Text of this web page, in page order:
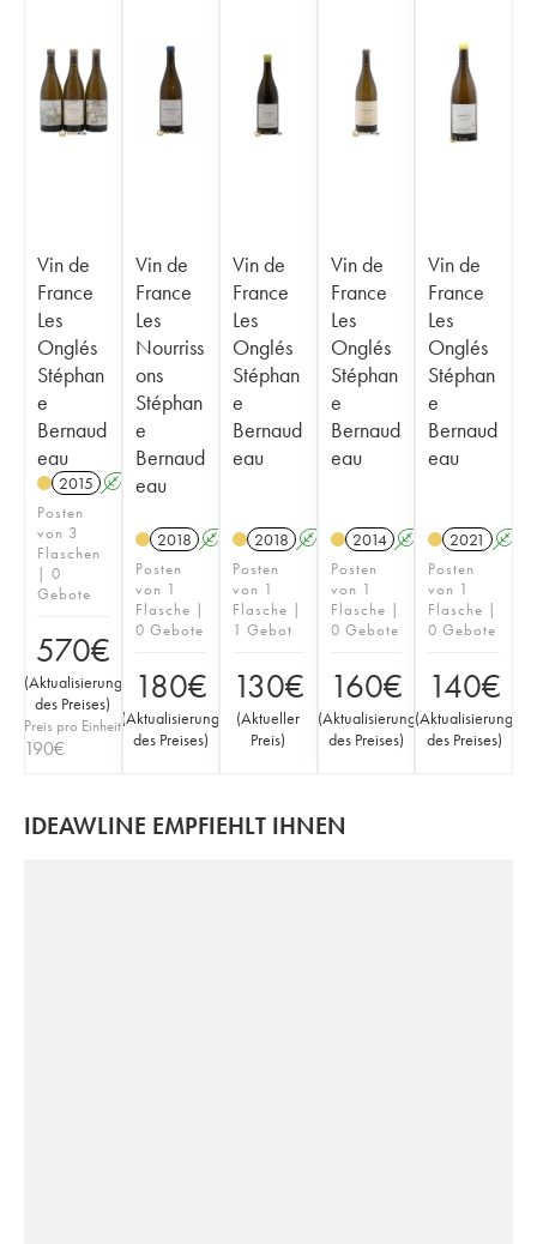
Vin de
France
Les
Onglés
Stéphan
e
Bernaud
eau
2015 A S
Posten
von 3
Flaschen
| 0
Gebote
570€
(Aktualisierung
des Preises)
Preis pro Einheit
190€
Vin de
France
Les
Nourriss
ons
Stéphan
e
Bernaud
eau
2018 A S
Posten
von 1
Flasche |
0 Gebote
180€
(Aktualisierung
des Preises)
Vin de
France
Les
Onglés
Stéphan
e
Bernaud
eau
2018 A S
Posten
von 1
Flasche |
1 Gebot
130€
(Aktueller
Preis)
Vin de
France
Les
Onglés
Stéphan
e
Bernaud
eau
2014 A S
Posten
von 1
Flasche |
0 Gebote
160€
(Aktualisierung
des Preises)
Vin de
France
Les
Onglés
Stéphan
e
Bernaud
eau
2021 A
Posten
von 1
Flasche |
0 Gebote
140€
(Aktualisierung
des Preises)
IDEAWLINE EMPFIEHLT IHNEN